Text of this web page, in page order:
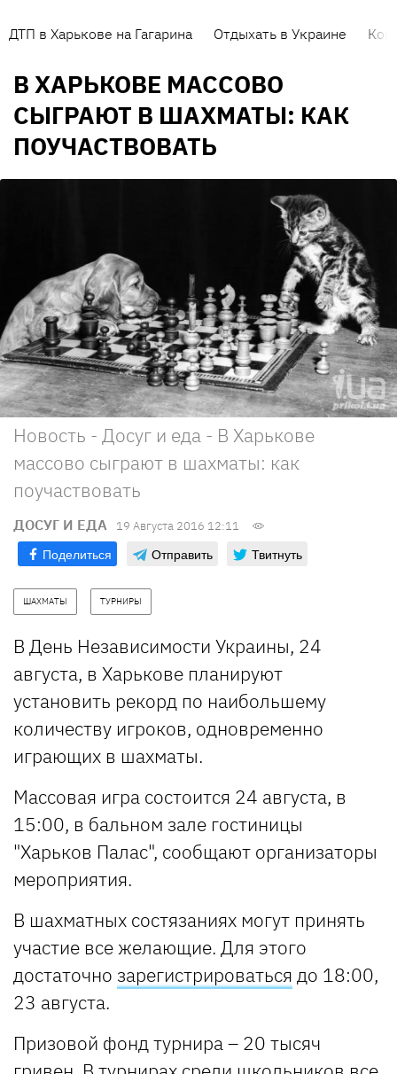
ДТП в Харькове на Гагарина Отдыхать в Украине
В ХАРЬКОВЕ МАССОВО
СЫГРАЮТ В ШАХМАТЫ: КАК
ПОУЧАСТВОВАТЬ
Новость - Досуг и еда - В Харькове
массово сыграют в шахматы: как
поучаствовать
ДОСУГ И ЕДА 19 Августа 2016 12:11
Поделиться Отправить Твитнуть
ШАХМАТЫ ТУРНИРЫ
В День Независимости Украины, 24
августа, в Харькове планируют
установить рекорд по наибольшему
количеству игроков, одновременно
играющих в шахматы.
Массовая игра состоится 24 августа, в
15:00, в бальном зале гостиницы
"Харьков Палас", сообщают организаторы
мероприятия.
В шахматных состязаниях могут принять
участие все желающие. Для этого
достаточно зарегистрироваться до 18:00,
23 августа.
Призовой фонд турнира – 20 тысяч